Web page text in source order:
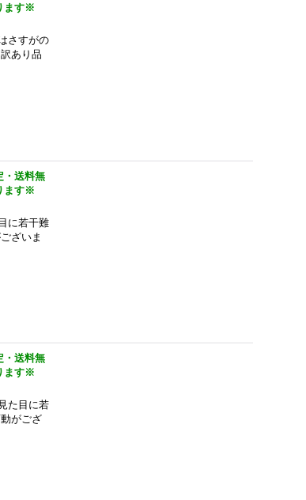
ます※
さすがの
あり品
・送料無
ます※
に若干難
ざいま
・送料無
ます※
た目に若
がござ